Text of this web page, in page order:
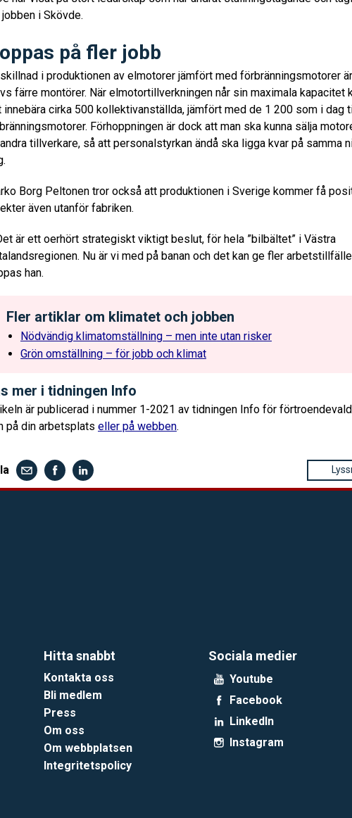
i Skövde.
på fler jobb
skillnad i produktionen av elmotorer jämfört med förbränningsmotorer
färre montörer. När elmotortillverkningen når sin maximala kapacitet
innebära cirka 500 kollektivanställda, jämfört med de 1 200 som i dag
Förhoppningen är dock att man ska kunna sälja
tillverkare, så att personalstyrkan ändå ska ligga kvar på samma
Borg Peltonen tror också att produktionen i Sverige kommer få
även utanför fabriken.
är ett oerhört strategiskt viktigt beslut, för hela ”bilbältet” i Västra
Nu är vi med på banan och det kan ge fler
han.
Fler artiklar om klimatet och jobben
Nödvändig klimatomställning – men inte utan risker
Grön omställning – för jobb och klimat
mer i tidningen Info
är publicerad i nummer 1-2021 av tidningen Info för
på din arbetsplats eller på webben.
Hitta snabbt
Kontakta oss
Bli medlem
Press
Om oss
Om webbplatsen
Integritetspolicy
Sociala medier
Youtube
Facebook
LinkedIn
Instagram